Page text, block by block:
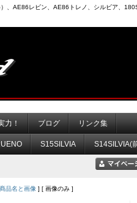
、AE86レビン、AE86トレノ、シルビア、
力！ ブログ リンク集
S15SILVIA S14SILVIA(
商品名と画像 ] [ 画像のみ ]